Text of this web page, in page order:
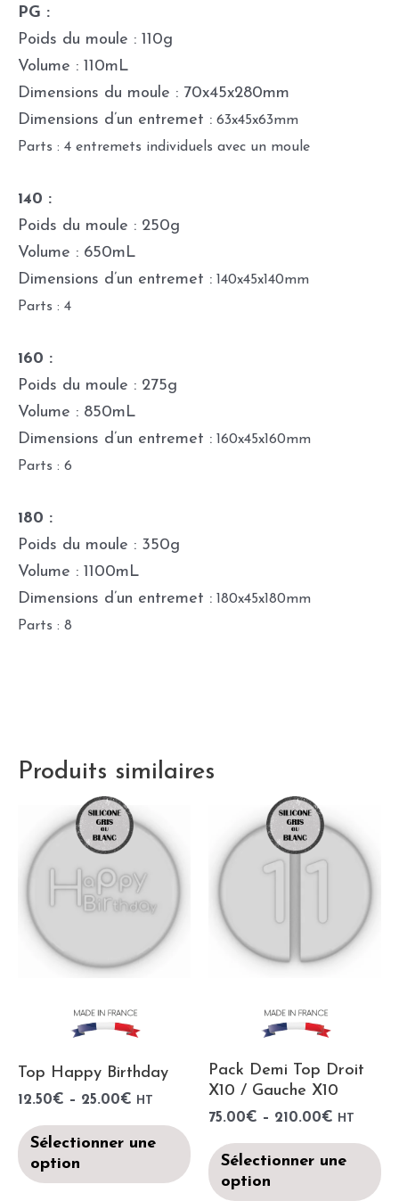
PG :
Poids du moule : 110g
Volume : 110mL
Dimensions du moule : 70x45x280mm
Dimensions d’un entremet : 63x45x63mm
Parts : 4 entremets individuels avec un moule
140 :
Poids du moule : 250g
Volume : 650mL
Dimensions d’un entremet : 140x45x140mm
Parts : 4
160 :
Poids du moule : 275g
Volume : 850mL
Dimensions d’un entremet : 160x45x160mm
Parts : 6
180 :
Poids du moule : 350g
Volume : 1100mL
Dimensions d’un entremet : 180x45x180mm
Parts : 8
Produits similaires
Top Happy Birthday
12.50€ – 25.00€ HT
Sélectionner une
option
Pack Demi Top Droit
X10 / Gauche X10
75.00€ – 210.00€ HT
Sélectionner une
option